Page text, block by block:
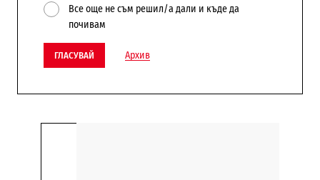
Все още не съм решил/а дали и къде да
почивам
ГЛАСУВАЙ Архив